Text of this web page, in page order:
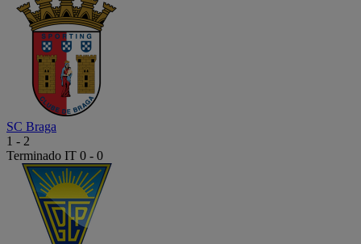
SC Braga
1 - 2
Terminado IT 0 - 0